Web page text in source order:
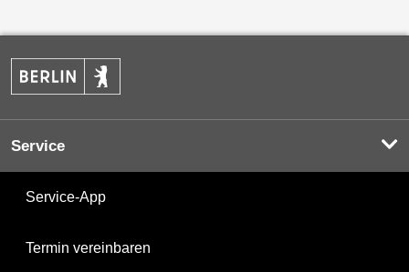
Service
Service-App
Termin vereinbaren